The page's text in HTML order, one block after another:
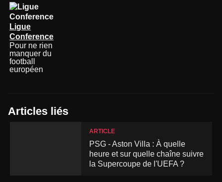
Ligue
Conference
Pour ne rien
manquer du
football
européen
Articles liés
ARTICLE
PSG - Aston Villa : À quelle
heure et sur quelle chaîne suivre
la Supercoupe de l'UEFA ?